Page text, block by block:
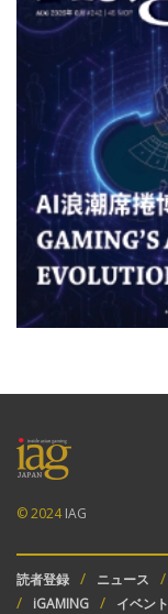
© 2024IAG
読者登録 ニュース
iGAMING
イベント